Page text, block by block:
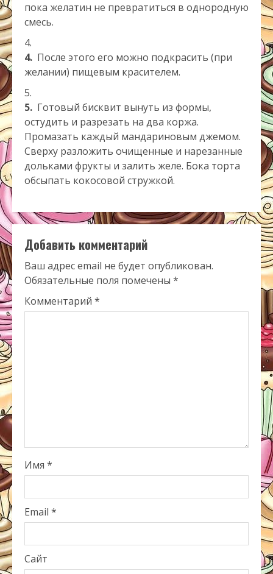
пока желатин не превратиться в однородную
смесь.
4. После этого его можно подкрасить (при
желании) пищевым красителем.
5. Готовый бисквит вынуть из формы,
остудить и разрезать на два коржа.
Промазать каждый мандариновым джемом.
Сверху разложить очищенные и нарезанные
дольками фрукты и залить желе. Бока торта
обсыпать кокосовой стружкой.
Добавить комментарий
Ваш адрес email не будет опубликован.
Обязательные поля помечены *
Комментарий *
Имя *
Email *
Сайт